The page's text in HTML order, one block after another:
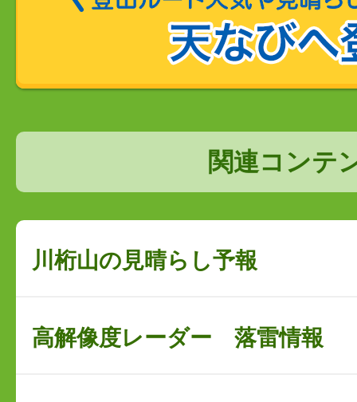
関連コンテ
川桁山の見晴らし予報
高解像度レーダー 落雷情報